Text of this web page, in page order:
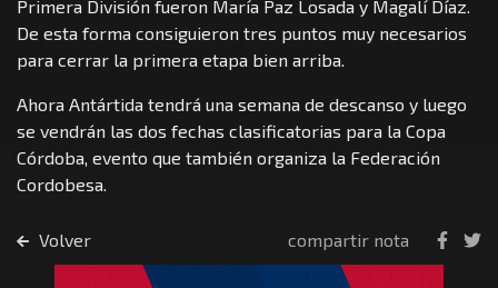
Primera División fueron María Paz Losada y Magalí Díaz.
De esta forma consiguieron tres puntos muy necesarios
para cerrar la primera etapa bien arriba.
Ahora Antártida tendrá una semana de descanso y luego
se vendrán las dos fechas clasificatorias para la Copa
Córdoba, evento que también organiza la Federación
Cordobesa.
Volver compartir nota